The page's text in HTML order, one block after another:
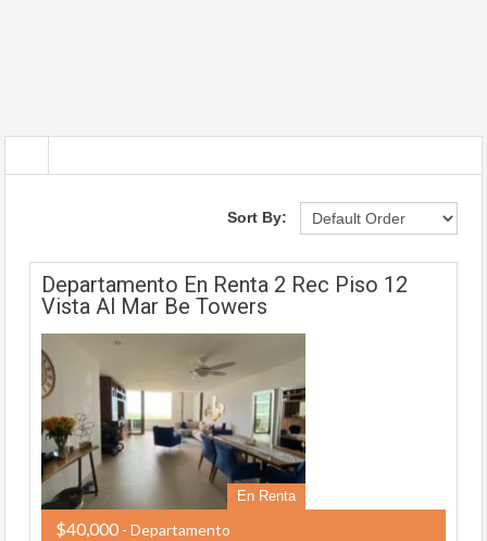
Sort By:
Departamento En Renta 2 Rec Piso 12
Vista Al Mar Be Towers
En Renta
$40,000 - Departamento